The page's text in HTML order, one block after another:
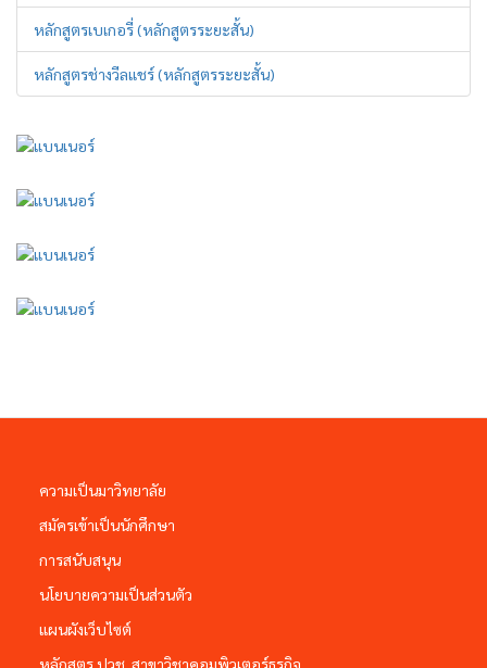
หลักสูตรเบเกอรี่ (หลักสูตรระยะสั้น)
หลักสูตรช่างวีลแชร์ (หลักสูตรระยะสั้น)
ความเป็นมาวิทยาลัย
สมัครเข้าเป็นนักศึกษา
การสนับสนุน
นโยบายความเป็นส่วนตัว
แผนผังเว็บไซต์
หลักสูตร ปวช. สาขาวิชาคอมพิวเตอร์ธุรกิจ